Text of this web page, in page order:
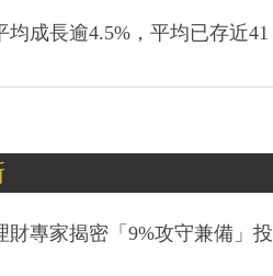
成長逾4.5%，平均已存近41
專家揭密「9%攻守兼備」投